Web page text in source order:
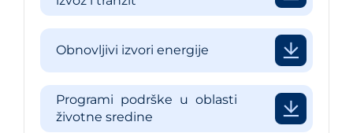
Obnovljivi izvori energije
Programi podrške u oblasti
životne sredine